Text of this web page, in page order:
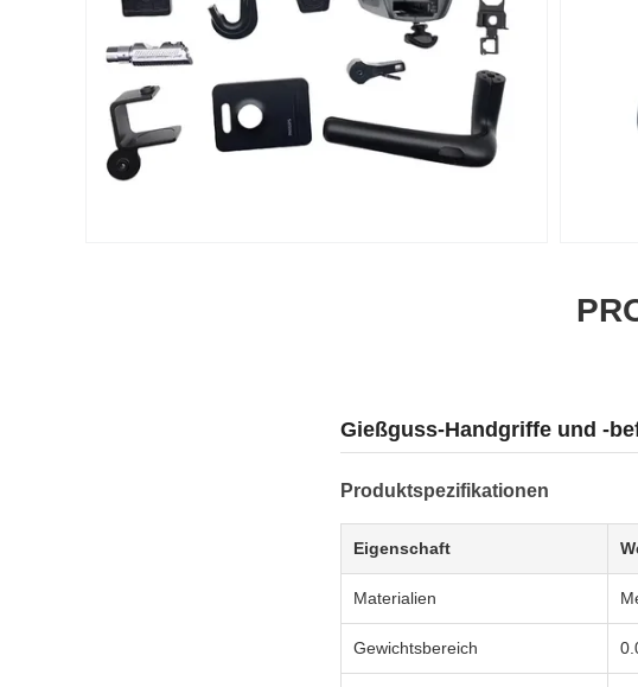
Gießguss-Handgriffe und -
Produktspezifikationen
Eigenschaft
Materialien
Gewichtsbereich